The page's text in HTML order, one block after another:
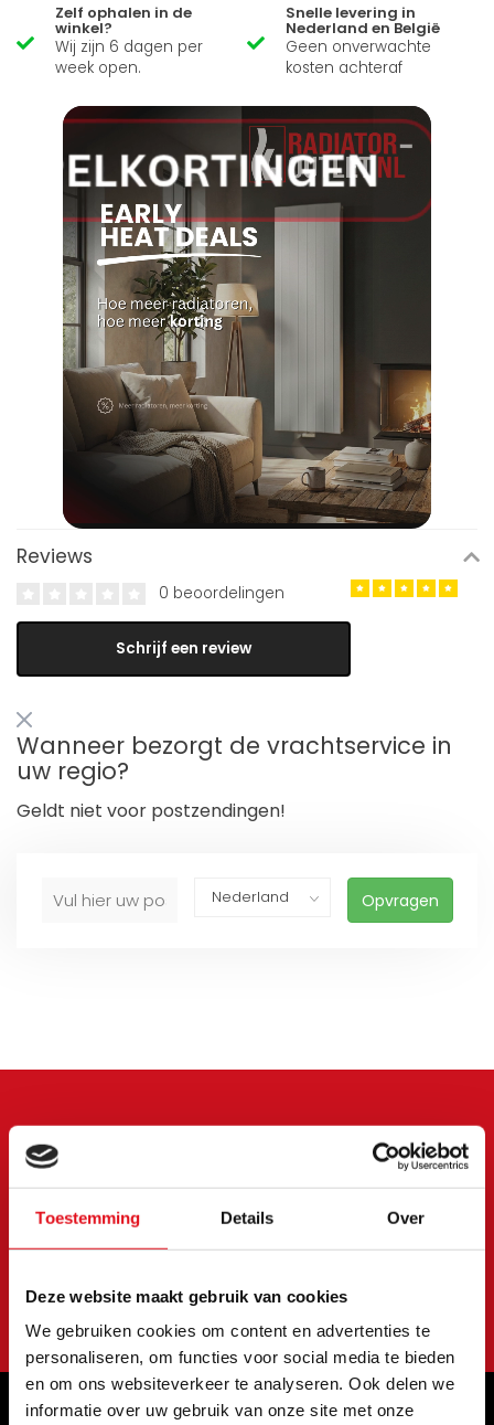
Toestemming Details Over
Deze website maakt gebruik van cookies
We gebruiken cookies om content en advertenties te
personaliseren, om functies voor social media te bieden
en om ons websiteverkeer te analyseren. Ook delen we
informatie over uw gebruik van onze site met onze
Zelf ophalen in de
winkel?
Wij zijn 6 dagen per
week open.
Snelle levering in
Nederland en België
Geen onverwachte
kosten achteraf
Reviews
0 beoordelingen
Schrijf een review
Wanneer bezorgt de vrachtservice in
uw regio?
Geldt niet voor postzendingen!
Opvragen
Meld je aan voor onze
nieuwsbrief
Blijf op de hoogte van onze laatste acties en
aanbiedingen